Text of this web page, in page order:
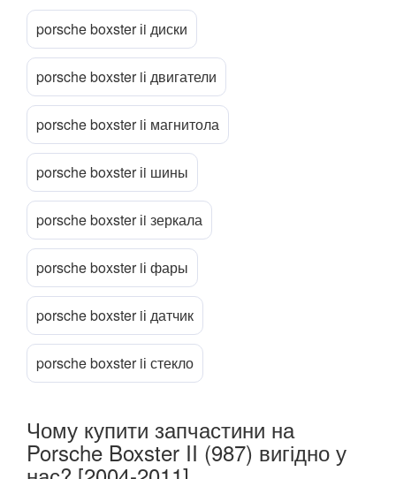
718 Cayman (982)
Macan
Panamera I (970)
Panamera II (971)
RENAULT
ROVER
SAAB
SEAT
SKODA
SMART
SUBARU
TESLA keyboard_arrow_down
porsche boxster іi диски
porsche boxster iі двигатели
porsche boxster iі магнитола
porsche boxster іi шины
porsche boxster іi зеркала
porsche boxster iі фары
porsche boxster iі датчик
porsche boxster iі стекло
Чому купити запчастини на
Porsche Boxster II (987) вигідно у